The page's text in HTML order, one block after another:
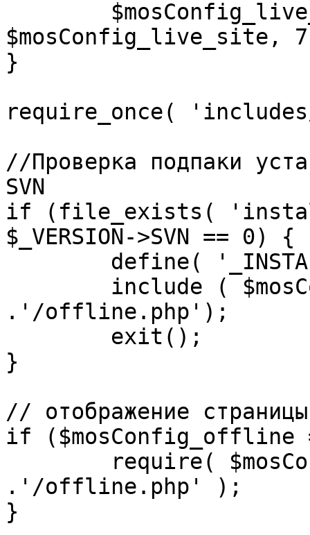
$mosConfig_live_site,
}
require_once(
//Проверка подпаки
SVN
if (file_exists(
$_VERSION->SVN == 0) {
.'/offline.php');
}
// отображение
if ($mosConfig_offline
.'/offline.php' );
}